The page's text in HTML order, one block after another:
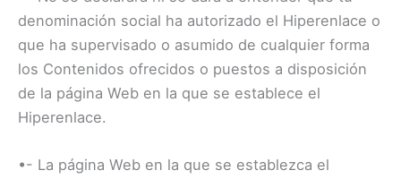
denominación social ha autorizado el Hiperenlace o
que ha supervisado o asumido de cualquier forma
los Contenidos ofrecidos o puestos a disposición
de la página Web en la que se establece el
Hiperenlace.
•- La página Web en la que se establezca el